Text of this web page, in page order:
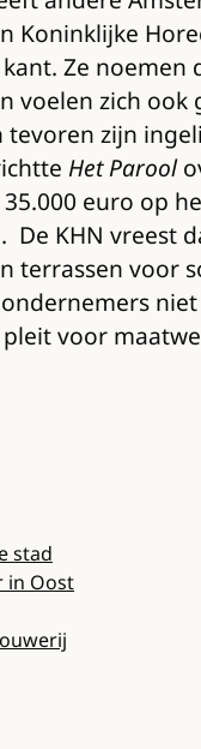
Koninklijke
Ze noemen
voelen zich ook
tevoren zijn
Het Parool
euro op
De KHN vreest
terrassen voor
voor
stad
in Oost